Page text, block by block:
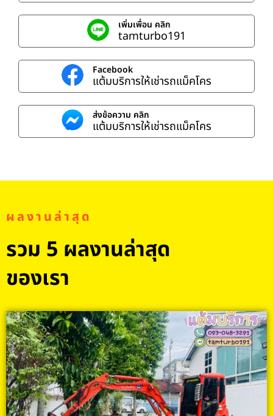
เพิ่มเพื่อน คลิก
tamturbo191
Facebook
แต้มบริการให้เช่ารถแม็คโคร
ส่งข้อความ คลิก
แต้มบริการให้เช่ารถแม็คโคร
ผลงานล่าสุด
รวม 5 ผลงานล่าสุด
ของเรา